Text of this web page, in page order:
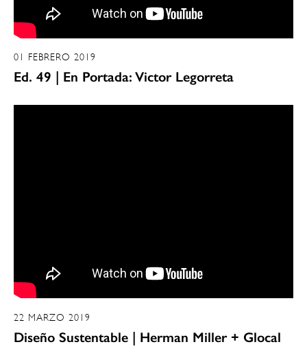
01 FEBRERO 2019
Ed. 49 | En Portada: Victor Legorreta
22 MARZO 2019
Diseño Sustentable | Herman Miller + Glocal